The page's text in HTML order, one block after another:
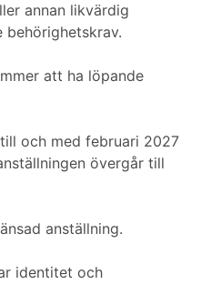
annan likvärdig
behörighetskrav.
att ha löpande
och med februari 2027
övergår till
anställning.
identitet och